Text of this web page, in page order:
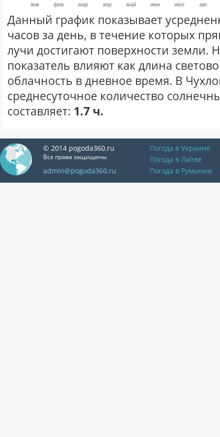
янв фев мар апр май июн июл авг
Данный график показывает
часов за день, в течение которых
лучи достигают поверхности земли.
показатель влияют как длина
облачность в дневное время. В
среднесуточное количество
составляет: 1.7 ч.
© 2014 pogoda360.ru
Все права защищены
admin@pogoda360.ru
Погода в Украине
Погода в Литве
Погода в Румынии